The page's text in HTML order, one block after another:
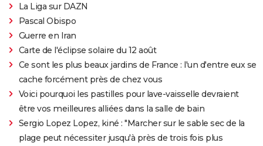
La Liga sur DAZN
Pascal Obispo
Guerre en Iran
Carte de l'éclipse solaire du 12 août
Ce sont les plus beaux jardins de France : l'un d'entre eux se
cache forcément près de chez vous
Voici pourquoi les pastilles pour lave-vaisselle devraient
être vos meilleures alliées dans la salle de bain
Sergio Lopez Lopez, kiné : "Marcher sur le sable sec de la
plage peut nécessiter jusqu'à près de trois fois plus